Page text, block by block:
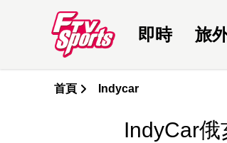
即時 旅
首頁 Indycar
IndyCar